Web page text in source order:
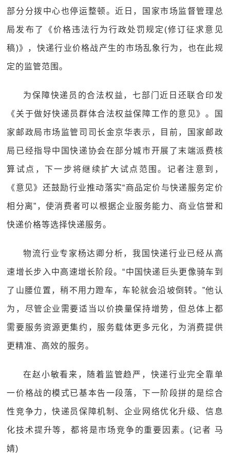
部分分拨中心也停运整顿。近日，国家市场监督管理总
局发布了《价格违法行为行政处罚规定(修订征求意见
稿)》，快递行业价格战产生的市场乱象行为，也在此规
定的监管范围。
为保障快递员的合法权益，七部门近日还联合印发
《关于做好快递员群体合法权益保障工作的意见》。国
家邮政局市场监管司司长金京华表示，目前，国家邮政
局已经指导中国快递协会在部分城市开展了末端派费核
算试点，下一步将继续扩大试点范围。记者注意到，
《意见》还鼓励行业推动落实“商品定价与快递服务定价
相分离”，使消费者可以根据企业服务能力、商业信誉和
快递价格等选择快递服务。
物流行业专家杨达卿分析，我国快递行业已经从高
速增长步入中高速增长阶段。“中国快递巨头更像骑车到
了山腰位置，稍不用力蹬车，车轮就会沿坡倒转。”他认
为，尽管企业需要适当以价换量保持增势，但总体上都
需要服务资源更集约，服务载体更多元化，为消费提供
更精准、高效的服务。
在赵小敏看来，随着监管趋严，快递行业完全靠单
一价格战的模式已基本告一段落，下一阶段拼的是综合
性竞争力，快递员保障机制、企业网络优化升级、信息
化技术提升等，都将是市场竞争的重要因素。(记者 马
婧)